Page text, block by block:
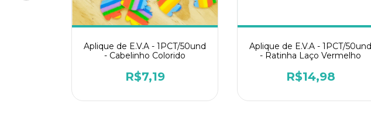
Aplique de E.V.A - 1PCT/50und
- Cabelinho Colorido
R$7,19
Aplique de E.V.A - 1PCT/50und
- Ratinha Laço Vermelho
R$14,98